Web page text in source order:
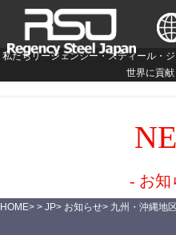
私たちリージェンシー・スティール・
世界に貢献
- お
HOME> > JP> お知らせ> 九州・沖縄地